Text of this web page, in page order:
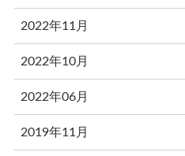
2022年11月
2022年10月
2022年06月
2019年11月